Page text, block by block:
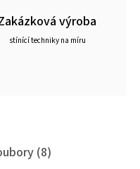
výroba
stínící techniky na míru
(8)